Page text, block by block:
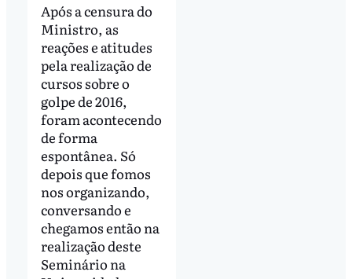
Após a censura do
Ministro, as
reações e atitudes
pela realização de
cursos sobre o
golpe de 2016,
foram acontecendo
de forma
espontânea. Só
depois que fomos
nos organizando,
conversando e
chegamos então na
realização deste
Seminário na